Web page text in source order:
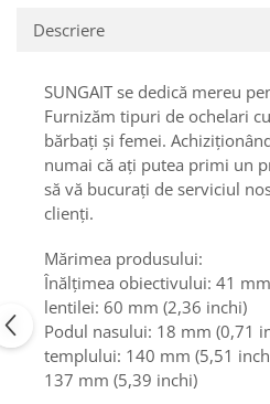
Accesorii si piese masini spalat
Aparate Frigorifice
Aparate Racire Aer
Aragaze si cuptoare cu microunde
Climatizare & sisteme de incalzire
Electrocasnice pentru Bucatarie
Fiare de calcat si masini de cusut
Ingrijire Locuinta
Purificatoare de aer
Fashion
Bijuterii
Ceasuri barbatesti
Descriere
SUNGAIT se dedică mereu
Furnizăm tipuri de ochelari
bărbați și femei.
numai că ați putea primi un
să vă bucurați de serviciul
clienți.
Mărimea produsului:
Înălțimea obiectivului: 41
lentilei: 60 mm (2,36 inchi)
Podul nasului: 18 mm (0,71
templului: 140 mm (5,51
137 mm (5,39 inchi)